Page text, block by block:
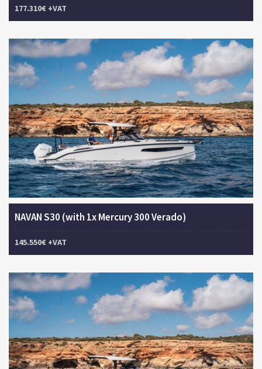
177.310€ +VAT
NAVAN S30 (with 1x Mercury 300 Verado)
145.550€ +VAT